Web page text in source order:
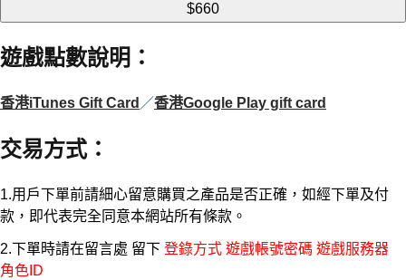
$660
遊戲點數說明 ：
香港iTunes Gift Card ／香港Google Play gift card
交易方式：
1.用戶下單前請細心留意購買之產品是否正確，如經下單及付
款，即代表完全同意本網站所有條款。
2.下單時請在留言處 留下 登錄方式 遊戲帳號密碼 遊戲服務器
角色ID